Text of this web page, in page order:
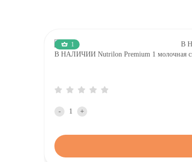
1
В НАЛИЧИИ Nutrilon Premium 1 молочная
- +